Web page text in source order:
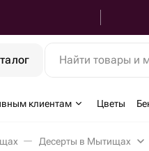
Найти товары и
клиентам Цветы
Десерты в Мытищах